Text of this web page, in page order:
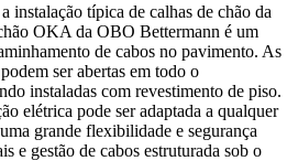
instalação típica de calhas de chão da
OKA da OBO Bettermann é um
de cabos no pavimento. As
ser abertas em todo o
instaladas com revestimento de piso.
elétrica pode ser adaptada a qualquer
grande flexibilidade e segurança
e gestão de cabos estruturada sob o